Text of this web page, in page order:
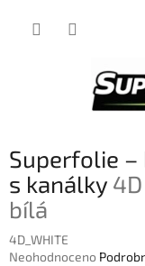
Superfolie
s kanálky
bílá
4D_WHITE
Průměrné
Neohodnoceno